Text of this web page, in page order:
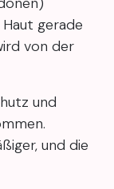
gerade
von der
und
und die